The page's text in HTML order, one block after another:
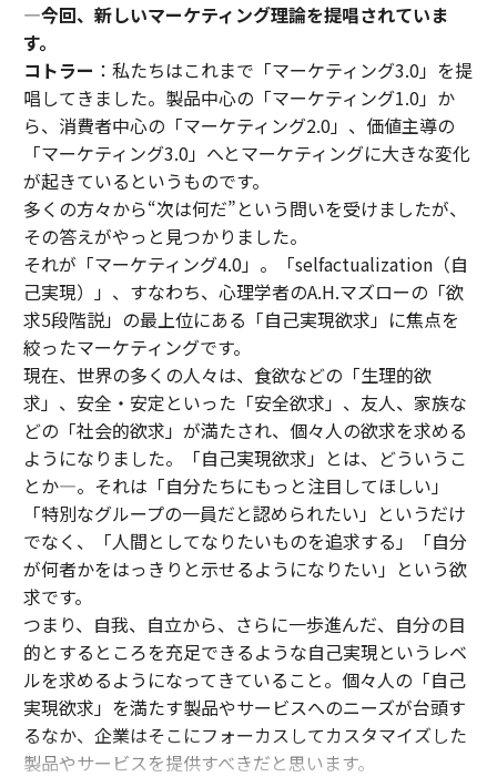
―今回、新しいマーケティング理論を提唱されていま
す。
コトラー ：私たちはこれまで「マーケティング3.0」を提
唱してきました。製品中心の「マーケティング1.0」か
ら、消費者中心の「マーケティング2.0」、価値主導の
「マーケティング3.0」へとマーケティングに大きな変化
が起きているというものです。
多くの方々から“次は何だ”という問いを受けましたが、
その答えがやっと見つかりました。
それが「マーケティング4.0」。「selfactualization（自
己実現）」、すなわち、心理学者のA.H.マズローの「欲
求5段階説」の最上位にある「自己実現欲求」に焦点を
絞ったマーケティングです。
現在、世界の多くの人々は、食欲などの「生理的欲
求」、安全・安定といった「安全欲求」、友人、家族な
どの「社会的欲求」が満たされ、個々人の欲求を求める
ようになりました。「自己実現欲求」とは、どういうこ
とか―。それは「自分たちにもっと注目してほしい」
「特別なグループの一員だと認められたい」というだけ
でなく、「人間としてなりたいものを追求する」「自分
が何者かをはっきりと示せるようになりたい」という欲
求です。
つまり、自我、自立から、さらに一歩進んだ、自分の目
的とするところを充足できるような自己実現というレベ
ルを求めるようになってきていること。個々人の「自己
実現欲求」を満たす製品やサービスへのニーズが台頭す
るなか、企業はそこにフォーカスしてカスタマイズした
製品やサービスを提供すべきだと思います。